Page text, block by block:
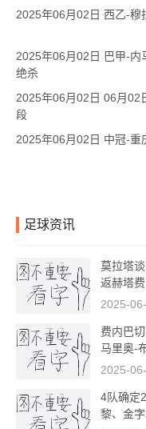
2025年06月02日 西乙-穆
2025年06月02日 巴甲-内
绝杀
2025年06月02日 06月02
段
2025年06月02日 中冠-重
足球资讯
莫拉塔
返赫塔费
2025-
费内巴
马里奥-
2025-
4队确定
黎、金